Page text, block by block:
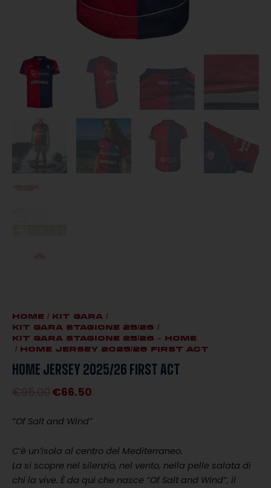
HOME / KIT GARA /
KIT GARA STAGIONE 25/26 /
KIT GARA STAGIONE 25/26 – HOME
/ HOME JERSEY 2025/26 FIRST ACT
HOME JERSEY 2025/26 FIRST ACT
€95.00
prezzo
era:
€95.00.
€66.50
prezzo
è:
€66.50.
“Of Salt and Wind”
C’è un’isola al centro del Mediterraneo.
La si scopre nel silenzio, nel vento, nella pelle salata di
chi la vive. È da qui che nasce “Of Salt and Wind”, il